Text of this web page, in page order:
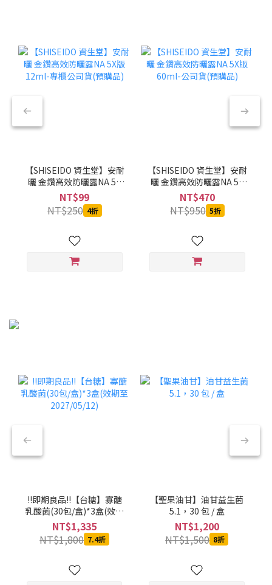
【SHISEIDO 資生堂】安耐
曬 金鑽高效防曬露NA 5X
版 12ml-專櫃公司貨(預購
品)
NT$99
NT$250 4折
【SHISEIDO 資生堂】安耐
曬 金鑽高效防曬露NA 5X
版 60ml-公司貨(預購品)
NT$470
NT$950 5折
!!即期良品!!【台糖】寡醣
乳酸菌(30包/盒)*3盒(效期
至2027/05/12)
NT$1,335
NT$1,800 7.4折
【聖果油甘】油甘益生菌
5.1，30 包 / 盒
NT$1,200
NT$1,500 8折